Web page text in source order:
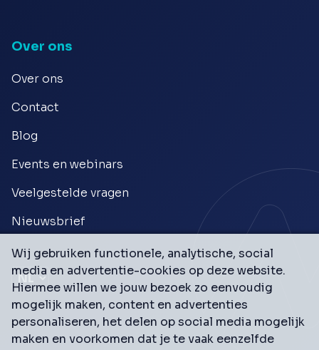
Wij gebruiken functionele, analytische, social
media en advertentie-cookies op deze website.
Hiermee willen we jouw bezoek zo eenvoudig
mogelijk maken, content en advertenties
personaliseren, het delen op social media mogelijk
maken en voorkomen dat je te vaak eenzelfde
Over ons
Over ons
Contact
Blog
Events en webinars
Veelgestelde vragen
Nieuwsbrief